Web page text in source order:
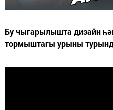
Бу чыгарылышта дизайн
тормыштагы урыны